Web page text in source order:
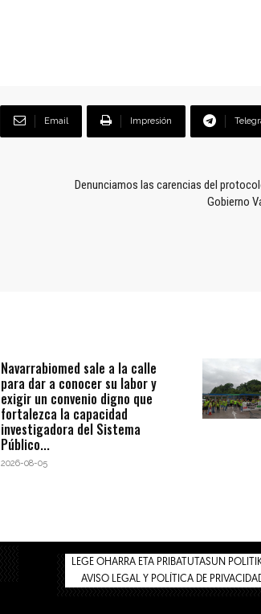
Email Impresión
Denunciamos las carencias del
Gobierno
Navarrabiomed sale a la calle
para dar a conocer su labor y
exigir un convenio digno que
fortalezca la capacidad
investigadora del Sistema
Público...
2026-08-05
LEGE OHARRA ETA PRIBATUTASUN
AVISO LEGAL Y POLÍTICA DE